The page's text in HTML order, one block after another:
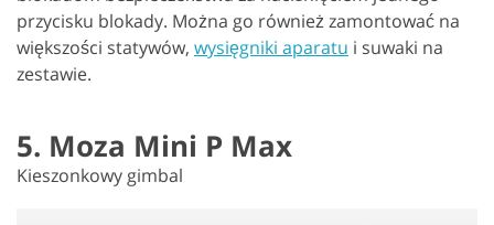
przycisku blokady. Można go również zamontować na
większości statywów, wysięgniki aparatu i suwaki na
zestawie.
5. Moza Mini P Max
Kieszonkowy gimbal